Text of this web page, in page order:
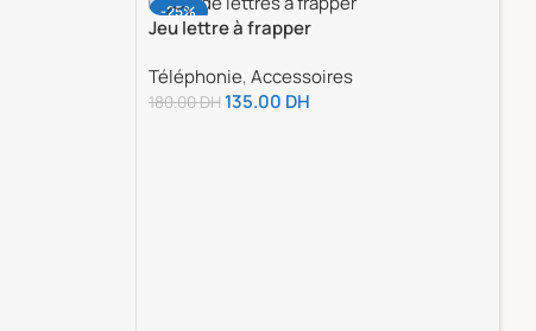
-25%
Jeu lettre à frapper
Téléphonie,Accessoires
180.00DH 135.00 DH